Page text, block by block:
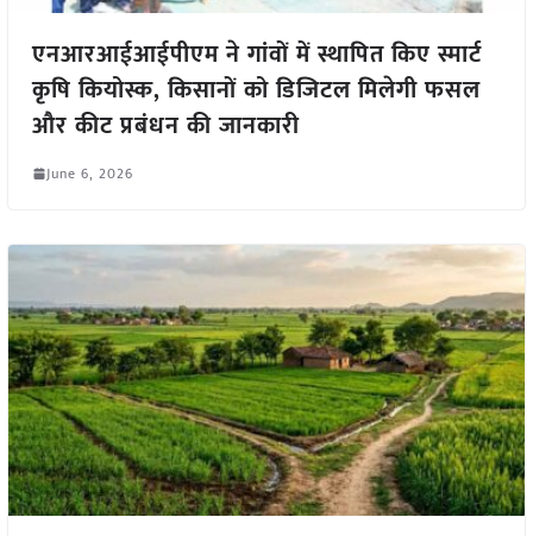
एनआरआईआईपीएम ने गांवों में स्थापित किए स्मार्ट
कृषि कियोस्क, किसानों को डिजिटल मिलेगी फसल
और कीट प्रबंधन की जानकारी
June 6, 2026